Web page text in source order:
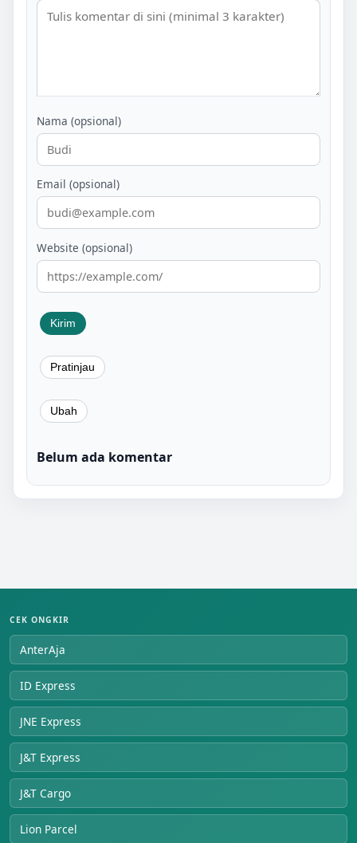
Nama (opsional)
Email (opsional)
Website (opsional)
Belum ada komentar
CEK ONGKIR
AnterAja
ID Express
JNE Express
J&T Express
J&T Cargo
Lion Parcel